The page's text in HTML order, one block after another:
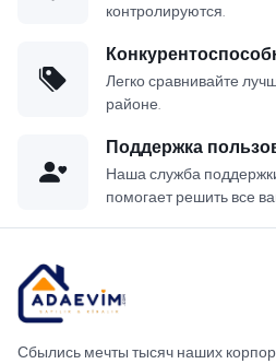
контролируются.
Легко сравнивайте
районе.
Поддержка
Наша служба
помогает решить все
Сбылись мечты тысяч наших